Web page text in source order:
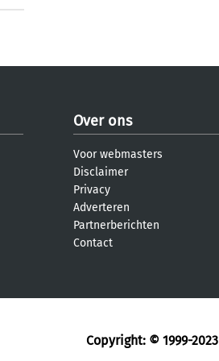
Over ons
Voor webmasters
Disclaimer
Privacy
Adverteren
Partnerberichten
Contact
Copyright: © 1999-2023